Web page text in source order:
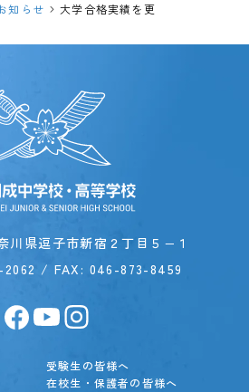
知らせ
大学合格実績を更
川県逗子市新宿２丁目５−１
/ FAX: 046-873-8459
受験生の皆様へ
在校生・保護者の皆様へ